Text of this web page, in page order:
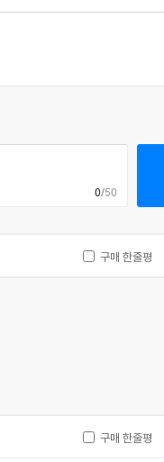
0/50
구매 한줄평
구매 한줄평